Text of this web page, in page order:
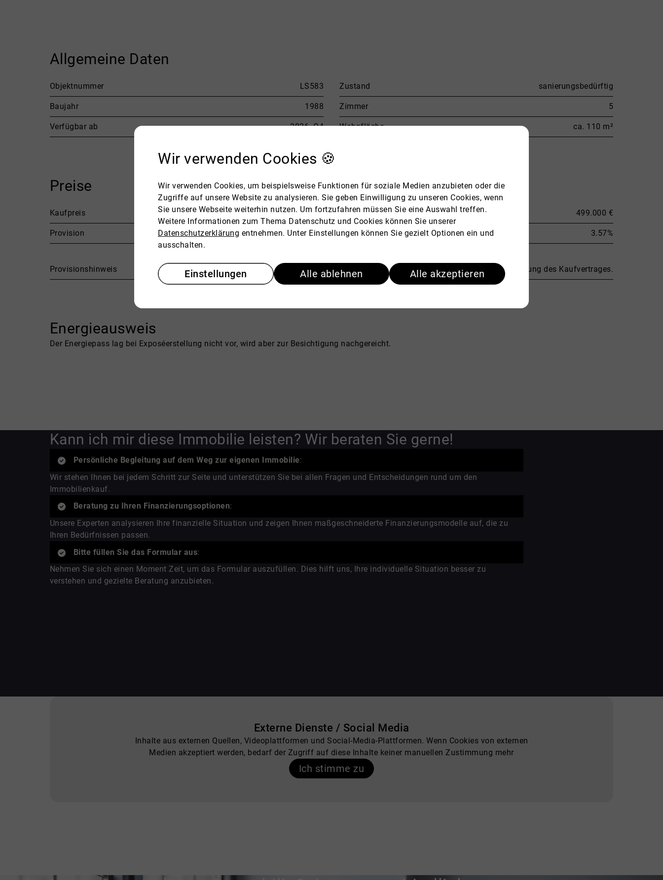
Allgemeine Daten
Objektnummer LS583
Baujahr 1988
Verfügbar ab 2026. Q4
Zustand sanierungsbedürftig
Zimmer 5
Wohnfläche ca. 110 m²
Preise
Kaufpreis 499.000 €
Provision 3.57%
Provisionshinweis Die Provision ist fällig und verdient mit Beurkundung des Kaufvertrages.
Energieausweis
Der Energiepass lag bei Exposéerstellung nicht vor, wird aber zur Besichtigung nachgereicht.
Kann ich mir diese Immobilie leisten? Wir beraten Sie gerne!
Persönliche Begleitung auf dem Weg zur eigenen Immobilie:
Wir stehen Ihnen bei jedem Schritt zur Seite und unterstützen Sie bei allen Fragen und Entscheidungen rund um den
Immobilienkauf.
Beratung zu Ihren Finanzierungsoptionen:
Unsere Experten analysieren Ihre finanzielle Situation und zeigen Ihnen maßgeschneiderte Finanzierungsmodelle auf, die zu
Ihren Bedürfnissen passen.
Bitte füllen Sie das Formular aus:
Nehmen Sie sich einen Moment Zeit, um das Formular auszufüllen. Dies hilft uns, Ihre individuelle Situation besser zu
verstehen und gezielte Beratung anzubieten.
Externe Dienste / Social Media
Inhalte aus externen Quellen, Videoplattformen und Social-Media-Plattformen. Wenn Cookies von externen
Medien akzeptiert werden, bedarf der Zugriff auf diese Inhalte keiner manuellen Zustimmung mehr
Ich stimme zu
Wir verwenden Cookies 🍪
Wir verwenden Cookies, um beispielsweise Funktionen für soziale Medien anzubieten oder die
Zugriffe auf unsere Website zu analysieren. Sie geben Einwilligung zu unseren Cookies, wenn
Sie unsere Webseite weiterhin nutzen. Um fortzufahren müssen Sie eine Auswahl treffen.
Weitere Informationen zum Thema Datenschutz und Cookies können Sie unserer
Datenschutzerklärung entnehmen. Unter Einstellungen können Sie gezielt Optionen ein und
ausschalten.
Einstellungen Alle ablehnen Alle akzeptieren